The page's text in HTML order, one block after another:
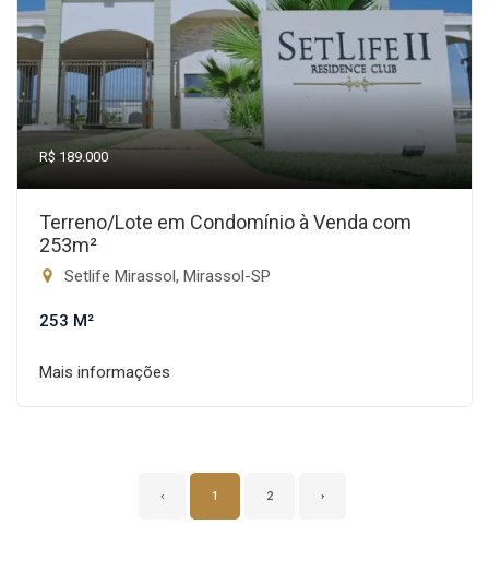
R$ 189.000
Terreno/Lote em Condomínio à Venda com
253m²
Setlife Mirassol, Mirassol-SP
253 M²
Mais informações
‹ 1 2 ›